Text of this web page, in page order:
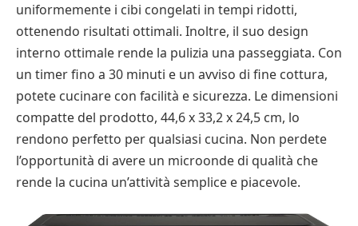
uniformemente i cibi congelati in tempi ridotti,
ottenendo risultati ottimali. Inoltre, il suo design
interno ottimale rende la pulizia una passeggiata. Con
un timer fino a 30 minuti e un avviso di fine cottura,
potete cucinare con facilità e sicurezza. Le dimensioni
compatte del prodotto, 44,6 x 33,2 x 24,5 cm, lo
rendono perfetto per qualsiasi cucina. Non perdete
l’opportunità di avere un microonde di qualità che
rende la cucina un’attività semplice e piacevole.